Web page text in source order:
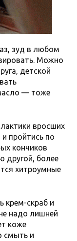
зуд в любом
Можно
детской
— тоже
вросших
пройтись по
кончиков
другой, более
хитроумные
крем-скраб и
надо лишней
коже
смыть и